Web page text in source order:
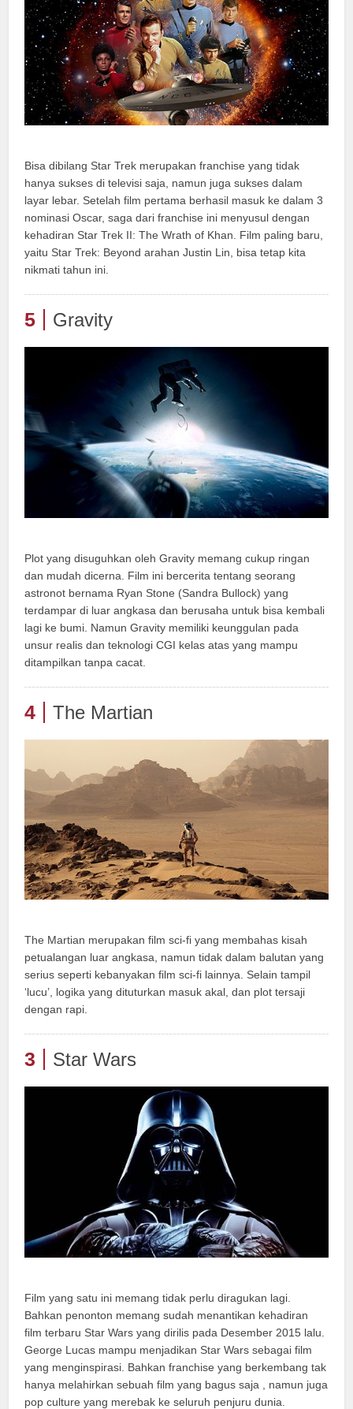
Bisa dibilang Star Trek merupakan franchise yang tidak
hanya sukses di televisi saja, namun juga sukses dalam
layar lebar. Setelah film pertama berhasil masuk ke dalam 3
nominasi Oscar, saga dari franchise ini menyusul dengan
kehadiran Star Trek II: The Wrath of Khan. Film paling baru,
yaitu Star Trek: Beyond arahan Justin Lin, bisa tetap kita
nikmati tahun ini.
5 Gravity
Plot yang disuguhkan oleh Gravity memang cukup ringan
dan mudah dicerna. Film ini bercerita tentang seorang
astronot bernama Ryan Stone (Sandra Bullock) yang
terdampar di luar angkasa dan berusaha untuk bisa kembali
lagi ke bumi. Namun Gravity memiliki keunggulan pada
unsur realis dan teknologi CGI kelas atas yang mampu
ditampilkan tanpa cacat.
4 The Martian
The Martian merupakan film sci-fi yang membahas kisah
petualangan luar angkasa, namun tidak dalam balutan yang
serius seperti kebanyakan film sci-fi lainnya. Selain tampil
‘lucu’, logika yang dituturkan masuk akal, dan plot tersaji
dengan rapi.
3 Star Wars
Film yang satu ini memang tidak perlu diragukan lagi.
Bahkan penonton memang sudah menantikan kehadiran
film terbaru Star Wars yang dirilis pada Desember 2015 lalu.
George Lucas mampu menjadikan Star Wars sebagai film
yang menginspirasi. Bahkan franchise yang berkembang tak
hanya melahirkan sebuah film yang bagus saja , namun juga
pop culture yang merebak ke seluruh penjuru dunia.